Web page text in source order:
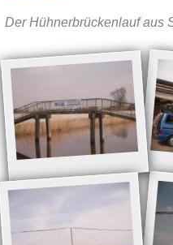
Der Hühnerbrückenlauf aus